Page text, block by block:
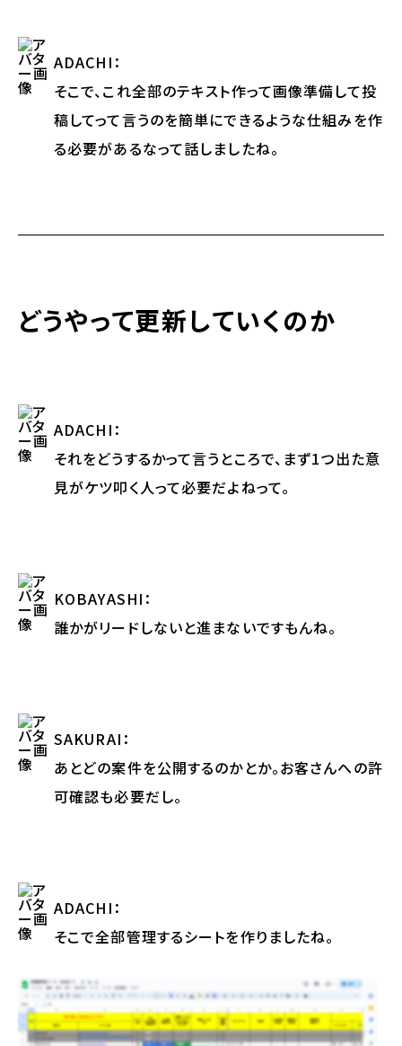
ADACHI ：
そこで、これ全部のテキスト作って画像準備して投
稿してって言うのを簡単にできるような仕組みを作
る必要があるなって話しましたね。
どうやって更新していくのか
ADACHI ：
それをどうするかって言うところで、まず1つ出た意
見がケツ叩く人って必要だよねって。
KOBAYASHI ：
誰かがリードしないと進まないですもんね。
SAKURAI ：
あとどの案件を公開するのかとか。お客さんへの許
可確認も必要だし。
ADACHI ：
そこで全部管理するシートを作りましたね。